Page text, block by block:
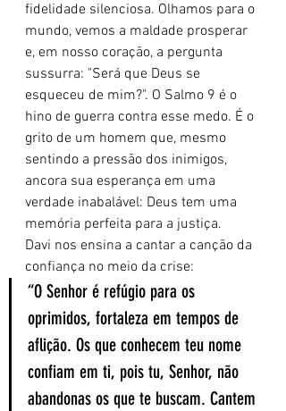
fidelidade silenciosa. Olhamos para o
mundo, vemos a maldade prosperar
e, em nosso coração, a pergunta
sussurra: "Será que Deus se
esqueceu de mim?". O Salmo 9 é o
hino de guerra contra esse medo. É o
grito de um homem que, mesmo
sentindo a pressão dos inimigos,
ancora sua esperança em uma
verdade inabalável: Deus tem uma
memória perfeita para a justiça.
Davi nos ensina a cantar a canção da
confiança no meio da crise:
“O Senhor é refúgio para os
oprimidos, fortaleza em tempos de
aflição. Os que conhecem teu nome
confiam em ti, pois tu, Senhor, não
abandonas os que te buscam. Cantem